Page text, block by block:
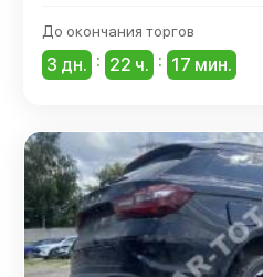
До окончания торгов
3 дн. : 22 ч. : 17 мин.